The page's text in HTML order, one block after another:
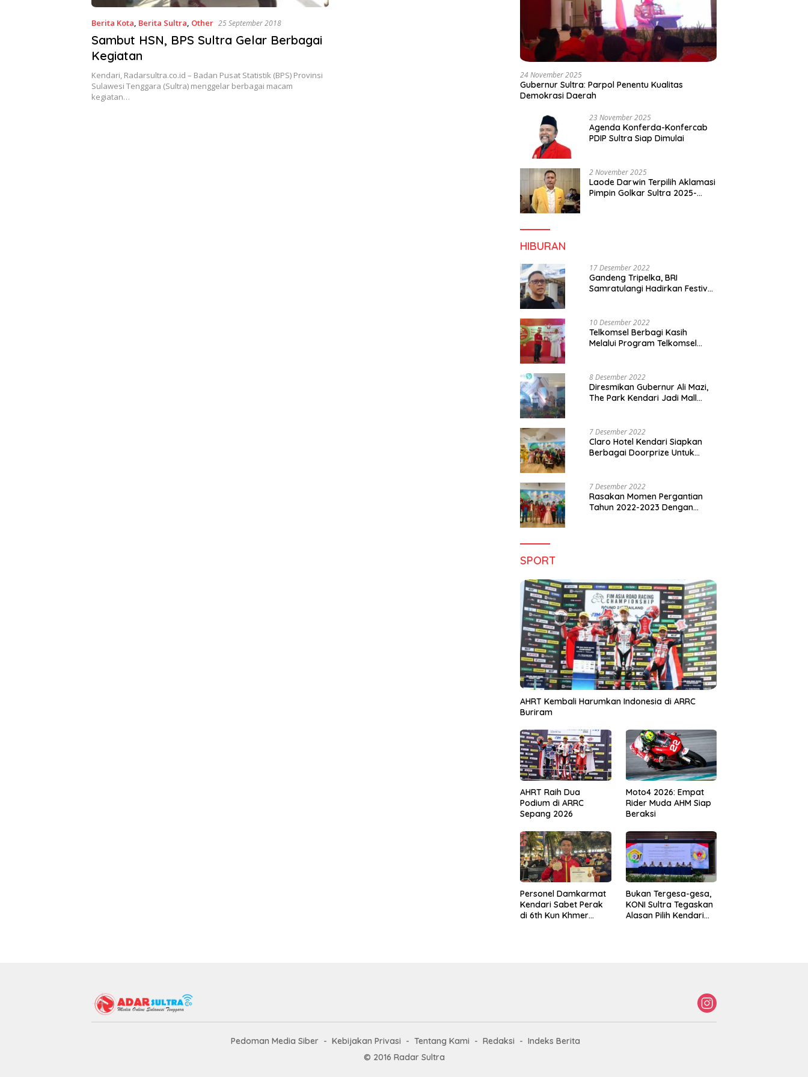
Berita Kota, Berita Sultra, Other 25 September 2018
Sambut HSN, BPS Sultra Gelar Berbagai
Kegiatan
Kendari, Radarsultra.co.id – Badan Pusat Statistik (BPS) Provinsi
Sulawesi Tenggara (Sultra) menggelar berbagai macam
kegiatan…
24 November 2025
Gubernur Sultra: Parpol Penentu Kualitas
Demokrasi Daerah
23 November 2025
Agenda Konferda-Konfercab
PDIP Sultra Siap Dimulai
2 November 2025
Laode Darwin Terpilih Aklamasi
Pimpin Golkar Sultra 2025-
HIBURAN
17 Desember 2022
Gandeng Tripelka, BRI
Samratulangi Hadirkan Festival
10 Desember 2022
Telkomsel Berbagi Kasih
Melalui Program Telkomsel
8 Desember 2022
Diresmikan Gubernur Ali Mazi,
The Park Kendari Jadi Mall
7 Desember 2022
Claro Hotel Kendari Siapkan
Berbagai Doorprize Untuk
7 Desember 2022
Rasakan Momen Pergantian
Tahun 2022-2023 Dengan
SPORT
AHRT Kembali Harumkan Indonesia di ARRC
Buriram
AHRT Raih Dua
Podium di ARRC
Sepang 2026
Moto4 2026: Empat
Rider Muda AHM Siap
Beraksi
Personel Damkarmat
Kendari Sabet Perak
di 6th Kun Khmer
Bukan Tergesa-gesa,
KONI Sultra Tegaskan
Alasan Pilih Kendari
Pedoman Media Siber Kebijakan Privasi Tentang Kami Redaksi
Indeks Berita
© 2016 Radar Sultra